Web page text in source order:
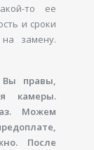
то ее
и сроки
замену.
Вы правы,
камеры.
Можем
После